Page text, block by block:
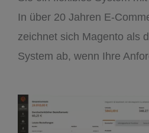
In über 20 Jahren E-
zeichnet sich Magento als
System ab, wenn Ihre